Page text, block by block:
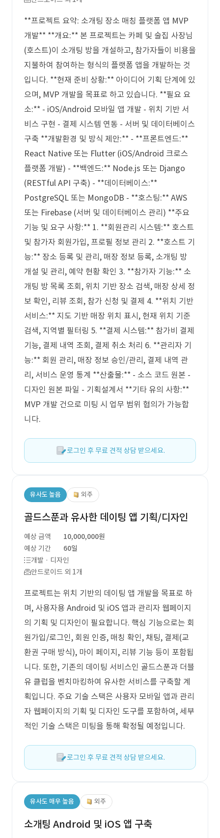
**프로젝트 요약: 소개팅 장소 매칭 플랫폼 앱 MVP
개발** **개요:** 본 프로젝트는 카페 및 술집 사장님
(호스트)이 소개팅 방을 개설하고, 참가자들이 비용을
지불하여 참여하는 형식의 플랫폼 앱을 개발하는 것
입니다. **현재 준비 상황:** 아이디어 기획 단계에 있
으며, MVP 개발을 목표로 하고 있습니다. **필요 요
소:** - iOS/Android 모바일 앱 개발 - 위치 기반 서
비스 구현 - 결제 시스템 연동 - 서버 및 데이터베이스
구축 **개발환경 및 방식 제안:** - **프론트엔드:**
React Native 또는 Flutter (iOS/Android 크로스
플랫폼 개발) - **백엔드:** Node.js 또는 Django
(RESTful API 구축) - **데이터베이스:**
PostgreSQL 또는 MongoDB - **호스팅:** AWS
또는 Firebase (서버 및 데이터베이스 관리) **주요
기능 및 요구 사항:** 1. **회원관리 시스템:** 호스트
및 참가자 회원가입, 프로필 정보 관리 2. **호스트 기
능:** 장소 등록 및 관리, 매장 정보 등록, 소개팅 방
개설 및 관리, 예약 현황 확인 3. **참가자 기능:** 소
개팅 방 목록 조회, 위치 기반 장소 검색, 매장 상세 정
보 확인, 리뷰 조회, 참가 신청 및 결제 4. **위치 기반
서비스:** 지도 기반 매장 위치 표시, 현재 위치 기준
검색, 지역별 필터링 5. **결제 시스템:** 참가비 결제
기능, 결제 내역 조회, 결제 취소 처리 6. **관리자 기
능:** 회원 관리, 매장 정보 승인/관리, 결제 내역 관
리, 서비스 운영 통계 **산출물:** - 소스 코드 원본 -
디자인 원본 파일 - 기획설계서 **기타 유의 사항:**
MVP 개발 건으로 미팅 시 업무 범위 협의가 가능합
니다.
로그인 후 무료 견적 상담 받으세요.
유사도 높음 외주
골드스푼과 유사한 데이팅 앱 기획/디자인
예상 금액
10,000,000원
예상 기간
60일
개발 · 디자인
안드로이드 외 1개
프로젝트는 위치 기반의 데이팅 앱 개발을 목표로 하
며, 사용자용 Android 및 iOS 앱과 관리자 웹페이지
의 기획 및 디자인이 필요합니다. 핵심 기능으로는 회
원가입/로그인, 회원 인증, 매칭 확인, 채팅, 결제(교
환권 구매 방식), 마이 페이지, 리뷰 기능 등이 포함됩
니다. 또한, 기존의 데이팅 서비스인 골드스푼과 더블
유 클럽을 벤치마킹하여 유사한 서비스를 구축할 계
획입니다. 주요 기술 스택은 사용자 모바일 앱과 관리
자 웹페이지의 기획 및 디자인 도구를 포함하여, 세부
적인 기술 스택은 미팅을 통해 확정될 예정입니다.
로그인 후 무료 견적 상담 받으세요.
유사도 매우 높음 외주
소개팅 Android 및 iOS 앱 구축